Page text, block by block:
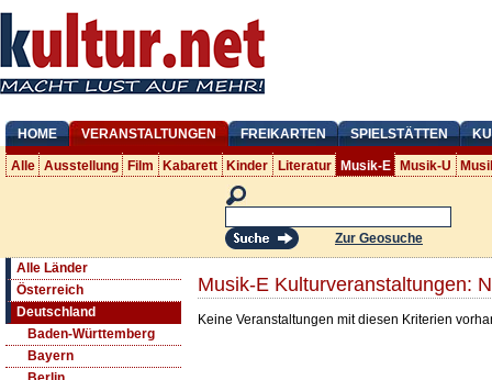
HOME VERANSTALTUNGEN FREIKARTEN SPIELSTÄTTEN
Alle Ausstellung Film Kabarett Kinder Literatur Musik-E Musik-U
Zur Geosuche
Alle Länder
Österreich
Deutschland
Baden-Württemberg
Bayern
Musik-E Kulturveranstaltungen:
Keine Veranstaltungen mit diesen Kriterien